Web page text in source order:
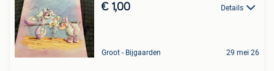
€ 1,00 Details
Groot - Bijgaarden 29 mei 26